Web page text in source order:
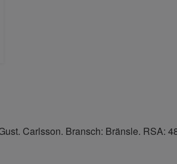
Carlsson. Bransch: Bränsle. RSA: